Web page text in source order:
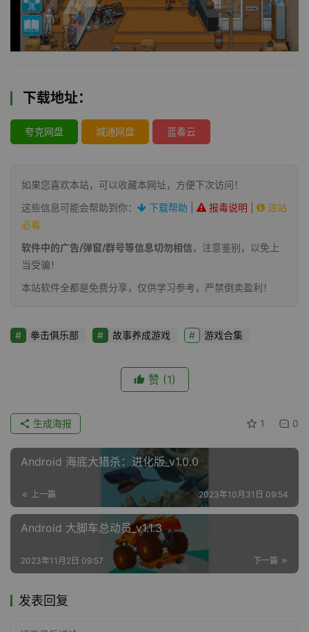
下载地址：
夸克网盘 城通网盘 蓝奏云
如果您喜欢本站，可以收藏本网址，方便下次访问！
这些信息可能会帮助到你：
下载帮助 报毒说明
进站
必看
软件中的广告/弹窗/群号等信息切勿相信，注意鉴别，以免上
当受骗！
本站软件全都是免费分享，仅供学习参考，严禁倒卖盈利！
拳击俱乐部 故事养成游戏 游戏合集
赞 (1)
1 0
生成海报
Android 海底大猎杀：进化版_v1.0.0
上一篇 2023年10月31日 09:54
Android 大脚车总动员_v1.1.3
下一篇
2023年11月2日 09:57
发表回复